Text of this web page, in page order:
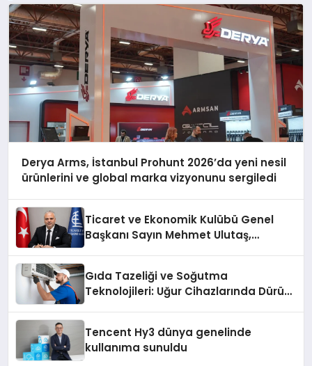
Derya Arms, İstanbul Prohunt 2026’da yeni nesil
ürünlerini ve global marka vizyonunu sergiledi
Ticaret ve Ekonomik Kulübü Genel
Başkanı Sayın Mehmet Ulutaş,
Gıda Tazeliği ve Soğutma
Teknolojileri: Uğur Cihazlarında Dürüst
Tencent Hy3 dünya genelinde
kullanıma sunuldu